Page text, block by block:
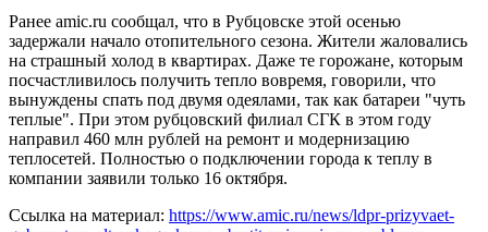
Ранее amic.ru сообщал, что в Рубцовске этой осенью
задержали начало отопительного сезона. Жители жаловались
на страшный холод в квартирах. Даже те горожане, которым
посчастливилось получить тепло вовремя, говорили, что
вынуждены спать под двумя одеялами, так как батареи "чуть
теплые". При этом рубцовский филиал СГК в этом году
направил 460 млн рублей на ремонт и модернизацию
теплосетей. Полностью о подключении города к теплу в
компании заявили только 16 октября.
Ссылка на материал: https://www.amic.ru/news/ldpr-prizyvaet-